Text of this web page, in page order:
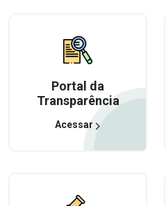
Portal da
Transparência
Acessar